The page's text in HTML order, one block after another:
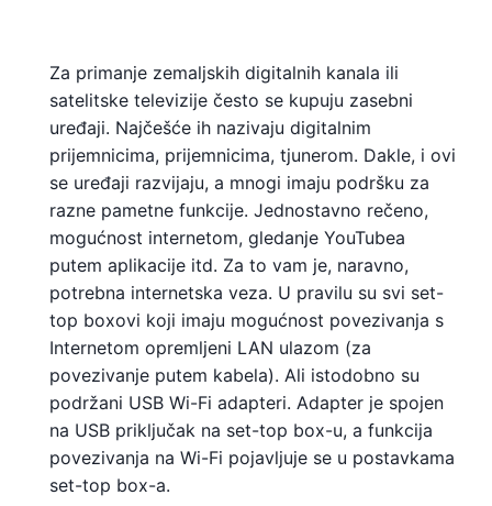
Za primanje zemaljskih digitalnih kanala ili
satelitske televizije često se kupuju zasebni
uređaji. Najčešće ih nazivaju digitalnim
prijemnicima, prijemnicima, tjunerom. Dakle, i ovi
se uređaji razvijaju, a mnogi imaju podršku za
razne pametne funkcije. Jednostavno rečeno,
mogućnost internetom, gledanje YouTubea
putem aplikacije itd. Za to vam je, naravno,
potrebna internetska veza. U pravilu su svi set-
top boxovi koji imaju mogućnost povezivanja s
Internetom opremljeni LAN ulazom (za
povezivanje putem kabela). Ali istodobno su
podržani USB Wi-Fi adapteri. Adapter je spojen
na USB priključak na set-top box-u, a funkcija
povezivanja na Wi-Fi pojavljuje se u postavkama
set-top box-a.